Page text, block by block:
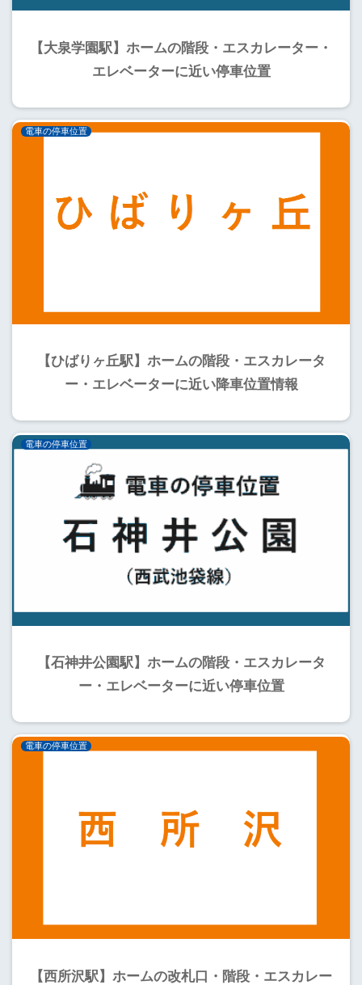
【大泉学園駅】ホームの階段・エスカレーター・
エレベーターに近い停車位置
電車の停車位置
【ひばりヶ丘駅】ホームの階段・エスカレータ
ー・エレベーターに近い降車位置情報
電車の停車位置
【石神井公園駅】ホームの階段・エスカレータ
ー・エレベーターに近い停車位置
電車の停車位置
【西所沢駅】ホームの改札口・階段・エスカレー